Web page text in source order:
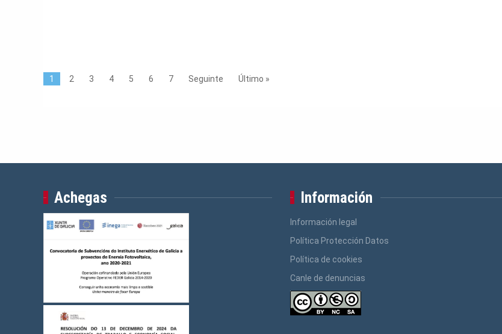
1 2 3 4 5 6 7 Seguinte Último »
Achegas Información
Información legal
Política Protección Datos
Política de cookies
Canle de denuncias